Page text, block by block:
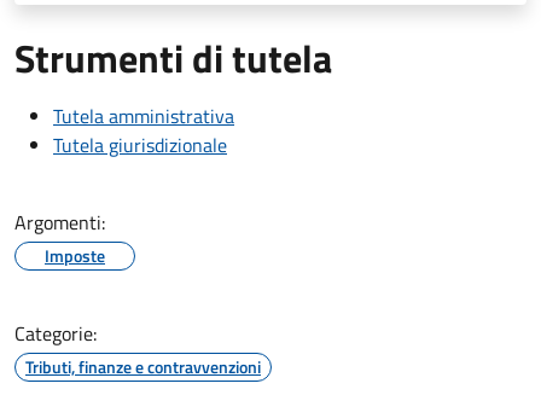
Strumenti di tutela
Tutela amministrativa
Tutela giurisdizionale
Argomenti:
Imposte
Categorie:
Tributi, finanze e contravvenzioni